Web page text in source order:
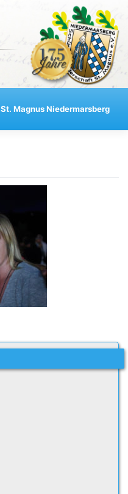
St. Magnus Niedermarsberg